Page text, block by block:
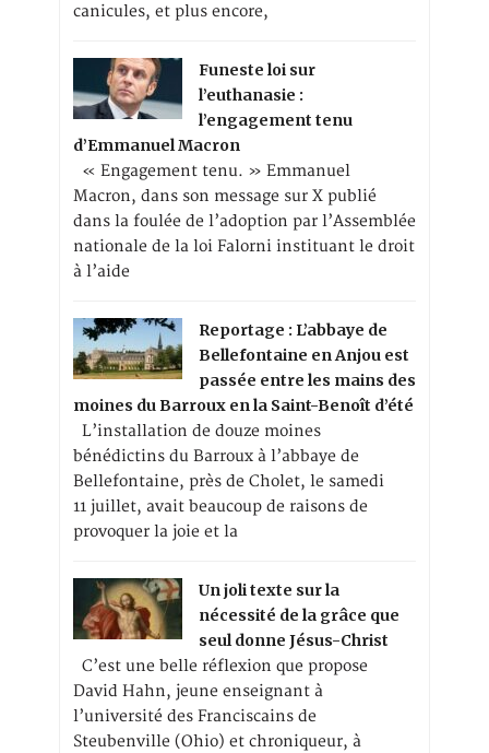
canicules, et plus encore,
Funeste loi sur
l’euthanasie :
l’engagement tenu
d’Emmanuel Macron
« Engagement tenu. » Emmanuel
Macron, dans son message sur X publié
dans la foulée de l’adoption par l’Assemblée
nationale de la loi Falorni instituant le droit
à l’aide
Reportage : L’abbaye de
Bellefontaine en Anjou est
passée entre les mains des
moines du Barroux en la Saint-Benoît d’été
L’installation de douze moines
bénédictins du Barroux à l’abbaye de
Bellefontaine, près de Cholet, le samedi
11 juillet, avait beaucoup de raisons de
provoquer la joie et la
Un joli texte sur la
nécessité de la grâce que
seul donne Jésus-Christ
C’est une belle réflexion que propose
David Hahn, jeune enseignant à
l’université des Franciscains de
Steubenville (Ohio) et chroniqueur, à